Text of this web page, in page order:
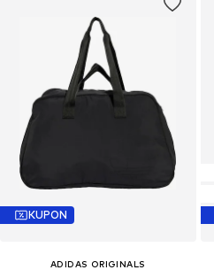
KUPON
ADIDAS ORIGINALS